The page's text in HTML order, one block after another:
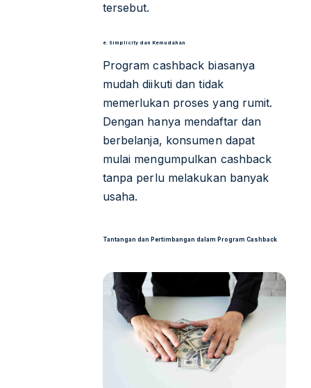
tersebut.
e. Simplicity dan Kemudahan
Program cashback biasanya
mudah diikuti dan tidak
memerlukan proses yang rumit.
Dengan hanya mendaftar dan
berbelanja, konsumen dapat
mulai mengumpulkan cashback
tanpa perlu melakukan banyak
usaha.
Tantangan dan Pertimbangan dalam Program Cashback